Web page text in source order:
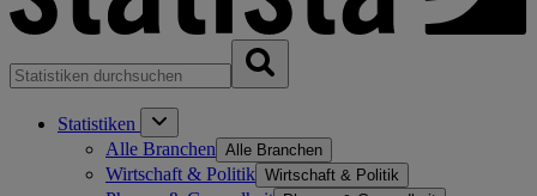
Statistiken
Alle Branchen Alle Branchen
Wirtschaft & Politik Wirtschaft & Politik